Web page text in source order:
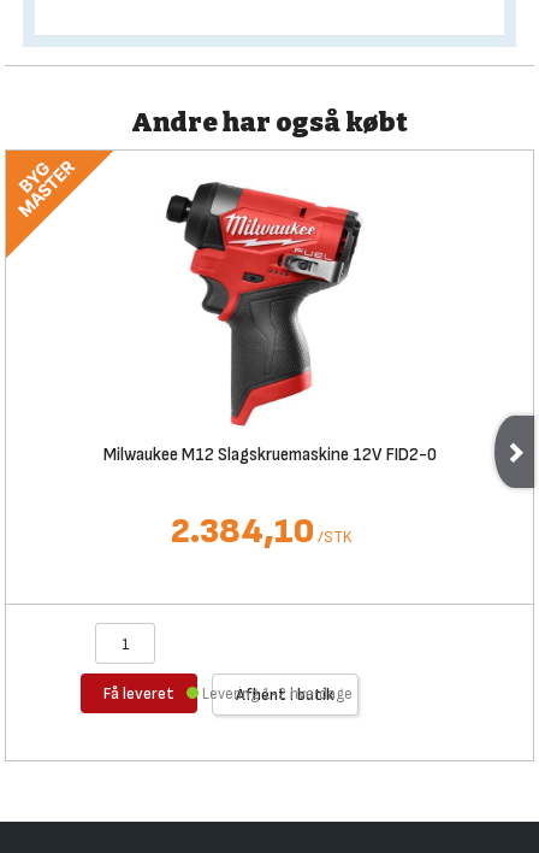
Andre har også købt
Milwaukee M12 Slagskruemaskine 12V FID2-0
2.384,10 /STK
Få leveret Afhent i butik
Levering 1-2 hverdage